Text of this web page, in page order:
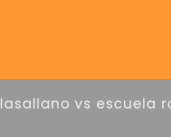
lasallano vs escuela